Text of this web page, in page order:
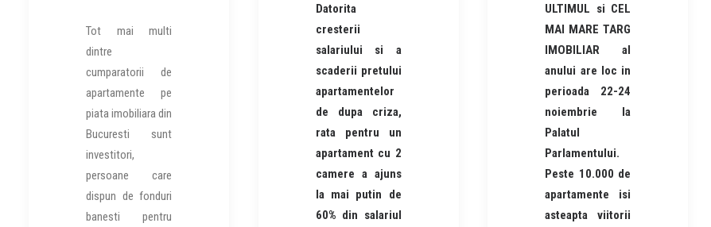
Tot mai multi
dintre
cumparatorii de
apartamente pe
piata imobiliara din
Bucuresti sunt
investitori,
persoane care
dispun de fonduri
banesti pentru
Datorita
cresterii
salariului si a
scaderii pretului
apartamentelor
de dupa criza,
rata pentru un
apartament cu 2
camere a ajuns
la mai putin de
60% din salariul
ULTIMUL si CEL
MAI MARE TARG
IMOBILIAR al
anului are loc in
perioada 22-24
noiembrie la
Palatul
Parlamentului.
Peste 10.000 de
apartamente isi
asteapta viitorii